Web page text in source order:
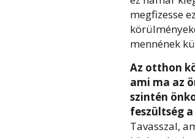
megfizesse
mennének
Az otthon
ami ma az
szintén
feszültség
Tavasszal,